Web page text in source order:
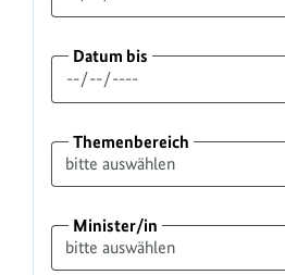
Datum bis
Themenbereich
Minister/in